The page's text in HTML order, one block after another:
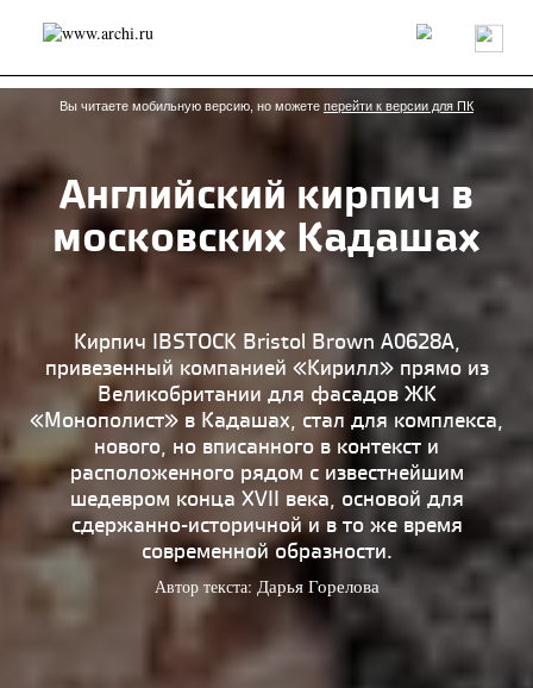
Россия Мир Технологии Интерьер Пресса
Архитекторы
Проекты
Конкурсы События Книги Вакансии
send.project Анонсы конкурсов
Блог
Журнал
Интервью Исследование
Обзор
Объект
Результаты конкурса
Архитектура
Книги
Наследие Образование
Урбанистика
Эко
Вы читаете мобильную версию, но можете перейти к версии для ПК
Английский кирпич в
московских Кадашах
Кирпич IBSTOCK Bristol Brown A0628A,
привезенный компанией «Кирилл» прямо из
Великобритании для фасадов ЖК
«Монополист» в Кадашах, стал для комплекса,
нового, но вписанного в контекст и
расположенного рядом с известнейшим
шедевром конца XVII века, основой для
сдержанно-историчной и в то же время
современной образности.
Автор текста: Дарья Горелова